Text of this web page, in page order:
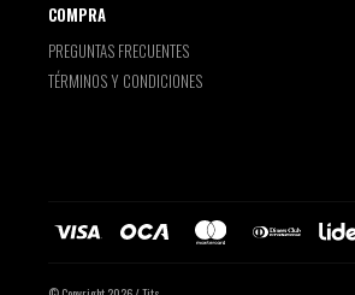
COMPRA
PREGUNTAS FRECUENTES
TÉRMINOS Y CONDICIONES